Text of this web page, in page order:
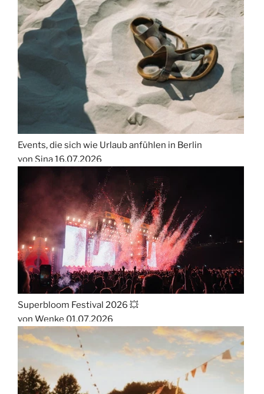
Events, die sich wie Urlaub anfühlen in Berlin
von Sina16.07.2026
Superbloom Festival 2026 💥
von Wenke 01.07.2026